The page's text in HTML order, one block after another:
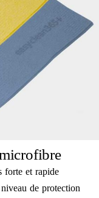
forte et rapide
de protection